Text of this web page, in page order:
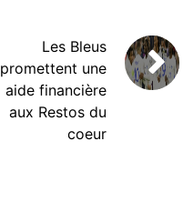
Les Bleus
promettent une
aide financière
aux Restos du
coeur